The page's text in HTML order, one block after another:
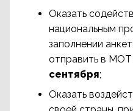
Оказать
национальным
заполнении
отправить в
сентября;
Оказать